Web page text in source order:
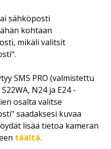
sähköposti
kohtaan
mikäli valitsit
SMS PRO (valmistettu
N24 ja E24 -
osalta valitse
saadaksesi kuvaa
lisää tietoa kameran
täältä.